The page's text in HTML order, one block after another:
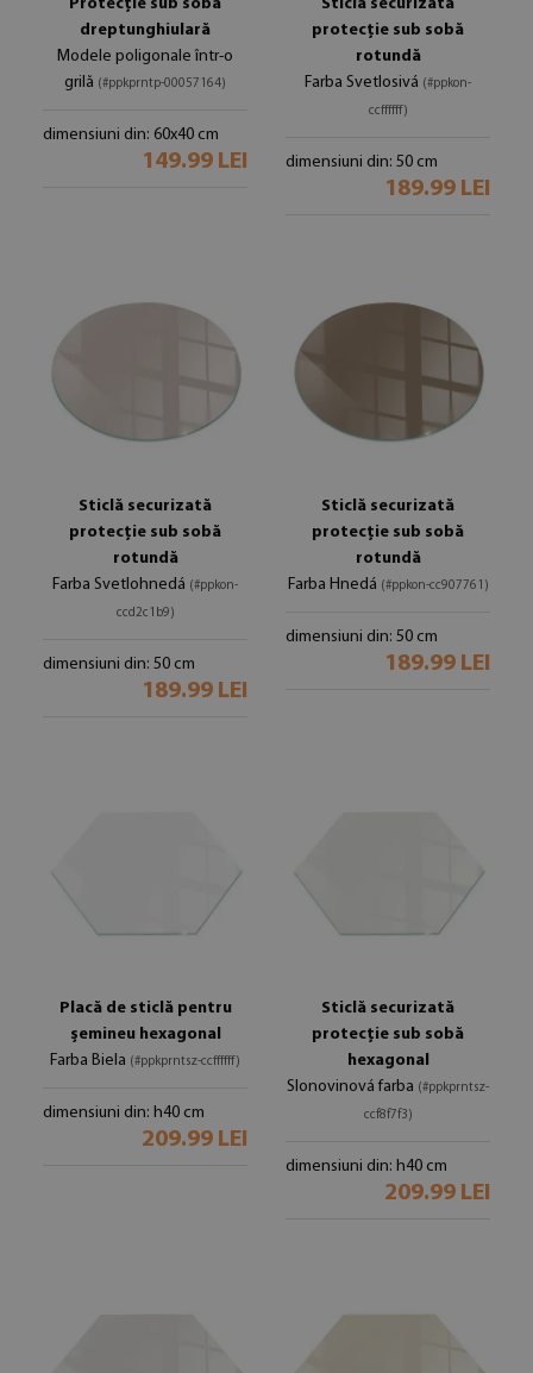
Protecție sub sobă
dreptunghiulară
Modele poligonale într-o
grilă (#ppkprntp-00057164)
dimensiuni din: 60x40 cm
149.99 LEI
Sticlă securizată
protecție sub sobă
rotundă
Farba Svetlosivá (#ppkon-
ccffffff)
dimensiuni din: 50 cm
189.99 LEI
Sticlă securizată
protecție sub sobă
rotundă
Farba Svetlohnedá (#ppkon-
ccd2c1b9)
dimensiuni din: 50 cm
189.99 LEI
Sticlă securizată
protecție sub sobă
rotundă
Farba Hnedá (#ppkon-cc907761)
dimensiuni din: 50 cm
189.99 LEI
Placă de sticlă pentru
șemineu hexagonal
Farba Biela (#ppkprntsz-ccffffff)
dimensiuni din: h40 cm
209.99 LEI
Sticlă securizată
protecție sub sobă
hexagonal
Slonovinová farba (#ppkprntsz-
ccf8f7f3)
dimensiuni din: h40 cm
209.99 LEI